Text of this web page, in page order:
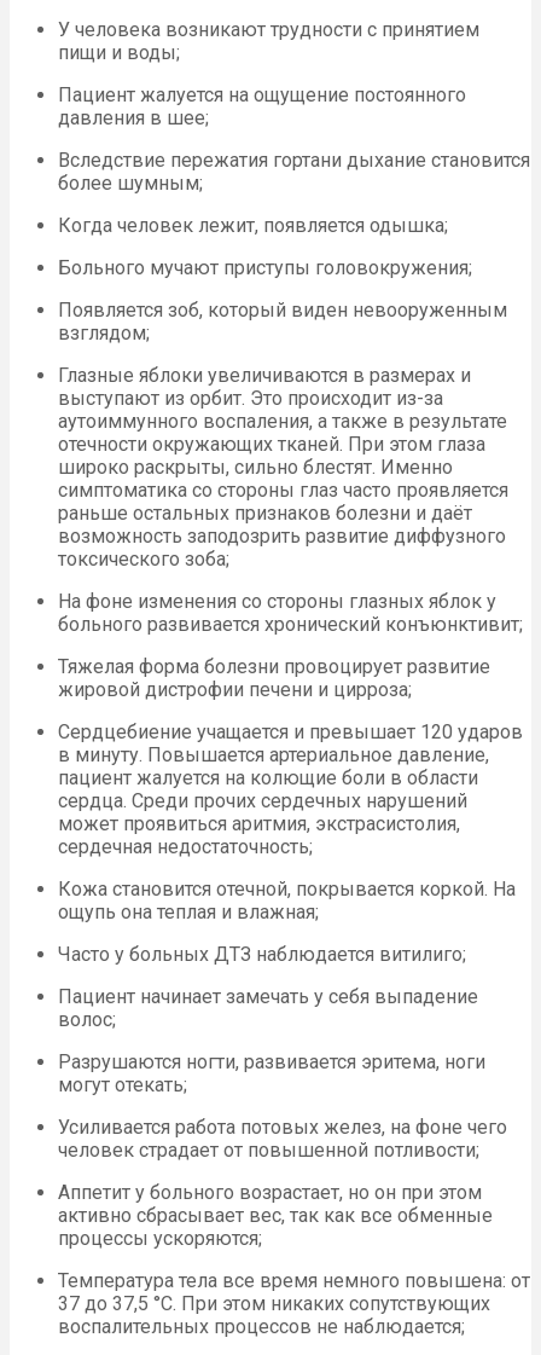
У человека возникают трудности с принятием
пищи и воды;
Пациент жалуется на ощущение постоянного
давления в шее;
Вследствие пережатия гортани дыхание становится
более шумным;
Когда человек лежит, появляется одышка;
Больного мучают приступы головокружения;
Появляется зоб, который виден невооруженным
взглядом;
Глазные яблоки увеличиваются в размерах и
выступают из орбит. Это происходит из-за
аутоиммунного воспаления, а также в результате
отечности окружающих тканей. При этом глаза
широко раскрыты, сильно блестят. Именно
симптоматика со стороны глаз часто проявляется
раньше остальных признаков болезни и даёт
возможность заподозрить развитие диффузного
токсического зоба;
На фоне изменения со стороны глазных яблок у
больного развивается хронический конъюнктивит;
Тяжелая форма болезни провоцирует развитие
жировой дистрофии печени и цирроза;
Сердцебиение учащается и превышает 120 ударов
в минуту. Повышается артериальное давление,
пациент жалуется на колющие боли в области
сердца. Среди прочих сердечных нарушений
может проявиться аритмия, экстрасистолия,
сердечная недостаточность;
Кожа становится отечной, покрывается коркой. На
ощупь она теплая и влажная;
Часто у больных ДТЗ наблюдается витилиго;
Пациент начинает замечать у себя выпадение
волос;
Разрушаются ногти, развивается эритема, ноги
могут отекать;
Усиливается работа потовых желез, на фоне чего
человек страдает от повышенной потливости;
Аппетит у больного возрастает, но он при этом
активно сбрасывает вес, так как все обменные
процессы ускоряются;
Температура тела все время немного повышена: от
37 до 37,5 °C. При этом никаких сопутствующих
воспалительных процессов не наблюдается;